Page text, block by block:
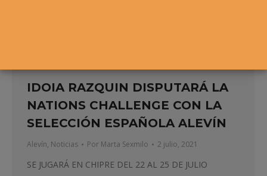
IDOIA RAZQUIN DISPUTARÁ LA
NATIONS CHALLENGE CON LA
SELECCIÓN ESPAÑOLA ALEVÍN
Alevín, Noticias Por Marta Sexmilo 2 julio, 2021
SE JUGARÁ EN CHIPRE DEL 22 AL 25 DE JULIO